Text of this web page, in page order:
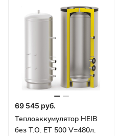
69 545 руб.
Теплоаккумулятор HEIB
без Т.О. ET 500 V=480л.